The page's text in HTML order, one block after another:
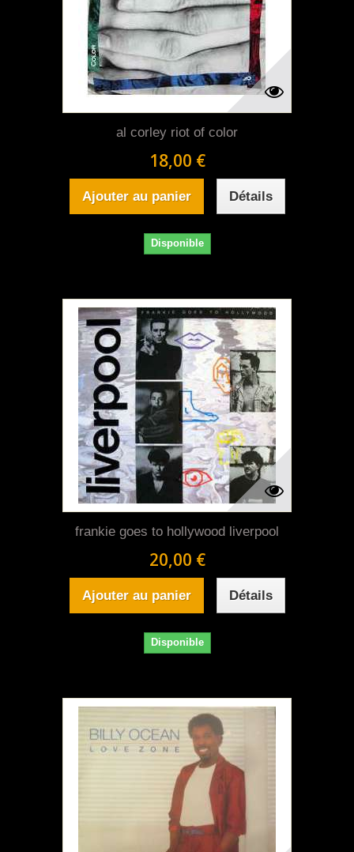
al corley riot of color
18,00 €
Ajouter au panier Détails
Disponible
frankie goes to hollywood liverpool
20,00 €
Ajouter au panier Détails
Disponible